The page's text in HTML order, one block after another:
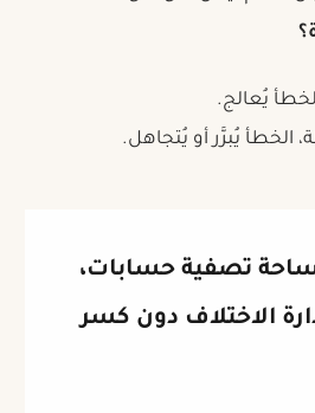
يُعالج.
الخطأ يُبرَّر أو يُتجاهل.
تصفية حسابات،
الاختلاف دون كسر